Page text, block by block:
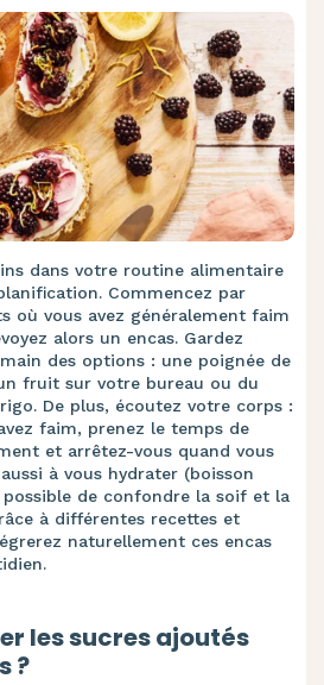
dans votre routine alimentaire
Commencez par
où vous avez généralement faim
alors un encas. Gardez
des options : une poignée de
fruit sur votre bureau ou du
De plus, écoutez votre corps :
faim, prenez le temps de
et arrêtez-vous quand vous
à vous hydrater (boisson
de confondre la soif et la
à différentes recettes et
naturellement ces encas
les sucres ajoutés
?